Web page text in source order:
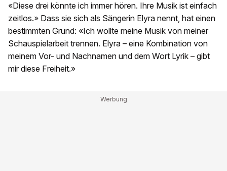
«Diese drei könnte ich immer hören. Ihre Musik ist einfach
zeitlos.» Dass sie sich als Sängerin Elyra nennt, hat einen
bestimmten Grund: «Ich wollte meine Musik von meiner
Schauspielarbeit trennen. Elyra – eine Kombination von
meinem Vor- und Nachnamen und dem Wort Lyrik – gibt
mir diese Freiheit.»